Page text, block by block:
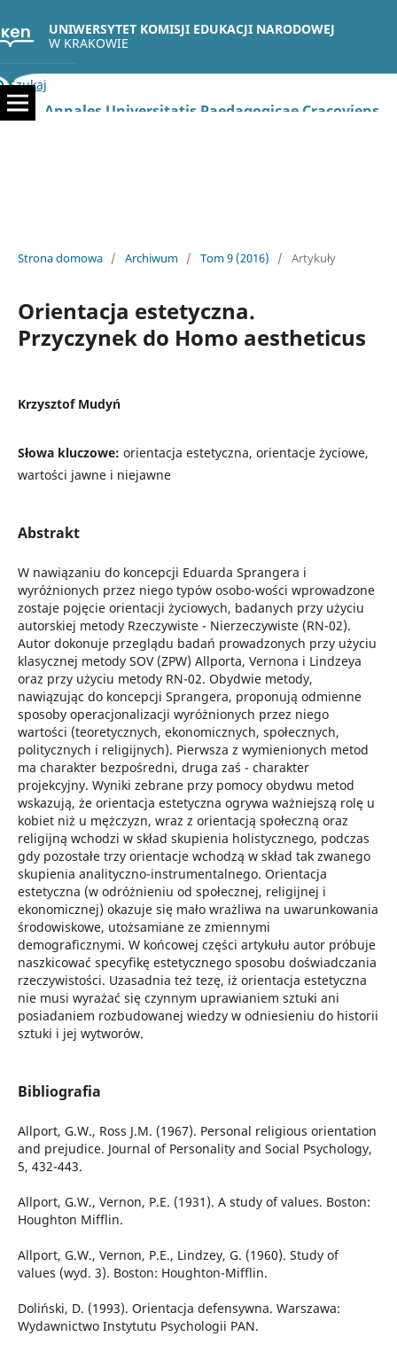
UNIWERSYTET KOMISJI EDUKACJI NARODOWEJ
W KRAKOWIE
Szukaj
Strona domowa / Archiwum / Tom 9 (2016) / Artykuły
Orientacja estetyczna.
Przyczynek do Homo aestheticus
Krzysztof Mudyń
Słowa kluczowe: orientacja estetyczna, orientacje życiowe,
wartości jawne i niejawne
Abstrakt
W nawiązaniu do koncepcji Eduarda Sprangera i
wyróżnionych przez niego typów osobo-wości wprowadzone
zostaje pojęcie orientacji życiowych, badanych przy użyciu
autorskiej metody Rzeczywiste - Nierzeczywiste (RN-02).
Autor dokonuje przeglądu badań prowadzonych przy użyciu
klasycznej metody SOV (ZPW) Allporta, Vernona i Lindzeya
oraz przy użyciu metody RN-02. Obydwie metody,
nawiązując do koncepcji Sprangera, proponują odmienne
sposoby operacjonalizacji wyróżnionych przez niego
wartości (teoretycznych, ekonomicznych, społecznych,
politycznych i religijnych). Pierwsza z wymienionych metod
ma charakter bezpośredni, druga zaś - charakter
projekcyjny. Wyniki zebrane przy pomocy obydwu metod
wskazują, że orientacja estetyczna ogrywa ważniejszą rolę u
kobiet niż u mężczyzn, wraz z orientacją społeczną oraz
religijną wchodzi w skład skupienia holistycznego, podczas
gdy pozostałe trzy orientacje wchodzą w skład tak zwanego
skupienia analityczno-instrumentalnego. Orientacja
estetyczna (w odróżnieniu od społecznej, religijnej i
ekonomicznej) okazuje się mało wrażliwa na uwarunkowania
środowiskowe, utożsamiane ze zmiennymi
demograficznymi. W końcowej części artykułu autor próbuje
naszkicować specyfikę estetycznego sposobu doświadczania
rzeczywistości. Uzasadnia też tezę, iż orientacja estetyczna
nie musi wyrażać się czynnym uprawianiem sztuki ani
posiadaniem rozbudowanej wiedzy w odniesieniu do historii
sztuki i jej wytworów.
Bibliografia
Allport, G.W., Ross J.M. (1967). Personal religious orientation
and prejudice. Journal of Personality and Social Psychology,
5, 432-443.
Allport, G.W., Vernon, P.E. (1931). A study of values. Boston:
Houghton Mifflin.
Allport, G.W., Vernon, P.E., Lindzey, G. (1960). Study of
values (wyd. 3). Boston: Houghton-Mifflin.
Doliński, D. (1993). Orientacja defensywna. Warszawa:
Wydawnictwo Instytutu Psychologii PAN.